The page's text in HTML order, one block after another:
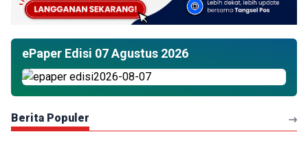
ePaper Edisi 07 Agustus 2026
Berita Populer